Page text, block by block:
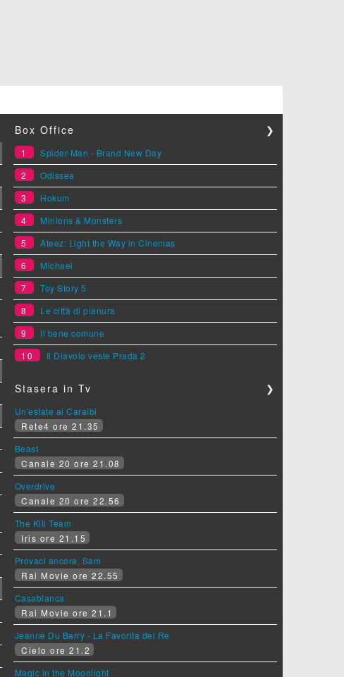
Box Office ❯
1
Spider-Man - Brand New Day
2
Odissea
3
Hokum
4
Minions & Monsters
5
Ateez: Light the Way in Cinemas
6
Michael
7
Toy Story 5
8
Le città di pianura
9
Il bene comune
10
Il Diavolo veste Prada 2
Stasera in Tv ❯
Un'estate ai Caraibi
Rete4 ore 21.35
Beast
Canale 20 ore 21.08
Overdrive
Canale 20 ore 22.56
The Kill Team
Iris ore 21.15
Provaci ancora, Sam
Rai Movie ore 22.55
Casablanca
Rai Movie ore 21.1
Jeanne Du Barry - La Favorita del Re
Cielo ore 21.2
Magic in the Moonlight